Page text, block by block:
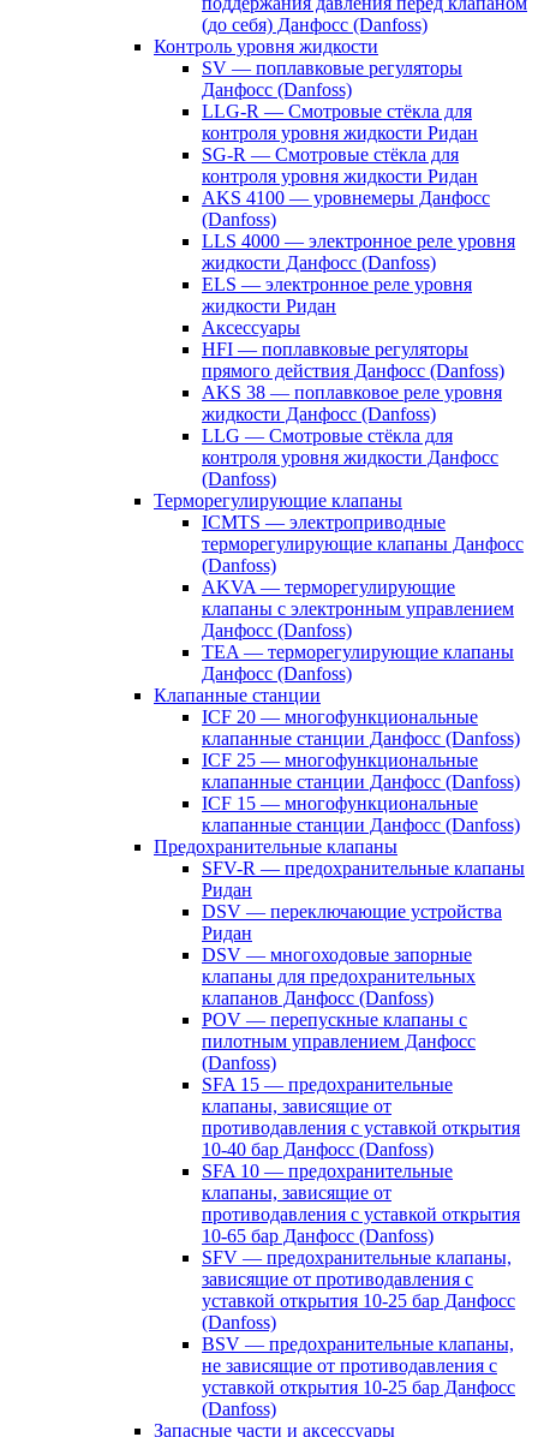
(до себя) Данфосс (Danfoss)
Контроль уровня жидкости
SV — поплавковые регуляторы
Данфосс (Danfoss)
LLG-R — Смотровые стёкла для
контроля уровня жидкости Ридан
SG-R — Смотровые стёкла для
контроля уровня жидкости Ридан
AKS 4100 — уровнемеры Данфосс
(Danfoss)
LLS 4000 — электронное реле уровня
жидкости Данфосс (Danfoss)
ELS — электронное реле уровня
жидкости Ридан
Аксессуары
HFI — поплавковые регуляторы
прямого действия Данфосс (Danfoss)
AKS 38 — поплавковое реле уровня
жидкости Данфосс (Danfoss)
LLG — Смотровые стёкла для
контроля уровня жидкости Данфосс
(Danfoss)
Терморегулирующие клапаны
ICMTS — электроприводные
терморегулирующие клапаны Данфосс
(Danfoss)
AKVA — терморегулирующие
клапаны с электронным управлением
Данфосс (Danfoss)
TEA — терморегулирующие клапаны
Данфосс (Danfoss)
Клапанные станции
ICF 20 — многофункциональные
клапанные станции Данфосс (Danfoss)
ICF 25 — многофункциональные
клапанные станции Данфосс (Danfoss)
ICF 15 — многофункциональные
клапанные станции Данфосс (Danfoss)
Предохранительные клапаны
SFV-R — предохранительные клапаны
Ридан
DSV — переключающие устройства
Ридан
DSV — многоходовые запорные
клапаны для предохранительных
клапанов Данфосс (Danfoss)
POV — перепускные клапаны с
пилотным управлением Данфосс
(Danfoss)
SFA 15 — предохранительные
клапаны, зависящие от
противодавления с уставкой открытия
10-40 бар Данфосс (Danfoss)
SFA 10 — предохранительные
клапаны, зависящие от
противодавления с уставкой открытия
10-65 бар Данфосс (Danfoss)
SFV — предохранительные клапаны,
зависящие от противодавления с
уставкой открытия 10-25 бар Данфосс
(Danfoss)
BSV — предохранительные клапаны,
не зависящие от противодавления с
уставкой открытия 10-25 бар Данфосс
(Danfoss)
Запасные части и аксессуары